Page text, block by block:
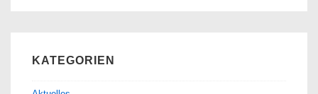
KATEGORIEN